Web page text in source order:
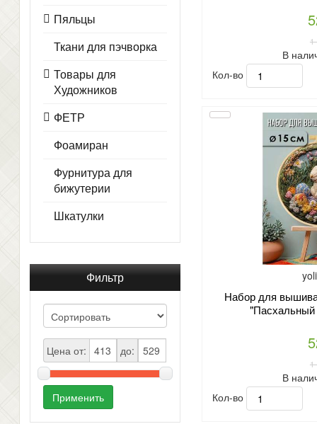
Пяльцы
Ткани для пэчворка
Товары для
Художников
ФЕТР
Фоамиран
Фурнитура для
бижутерии
Шкатулки
Фильтр
Цена от: до:
Применить
1
В
Кол-во
Набор для
"Пасхальный
1
В
Кол-во